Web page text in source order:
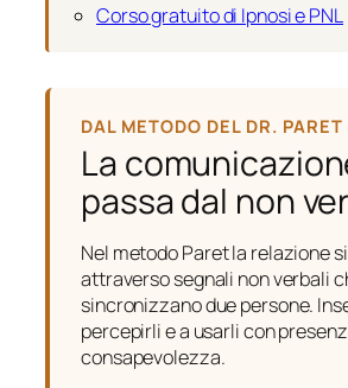
Corso gratuito di Ipnosi e PNL
DAL METODO DEL DR. PARET
La
passa dal non
Nel metodo Paret la relazione
attraverso segnali non verbali
sincronizzano due persone.
percepirli e a usarli con
consapevolezza.